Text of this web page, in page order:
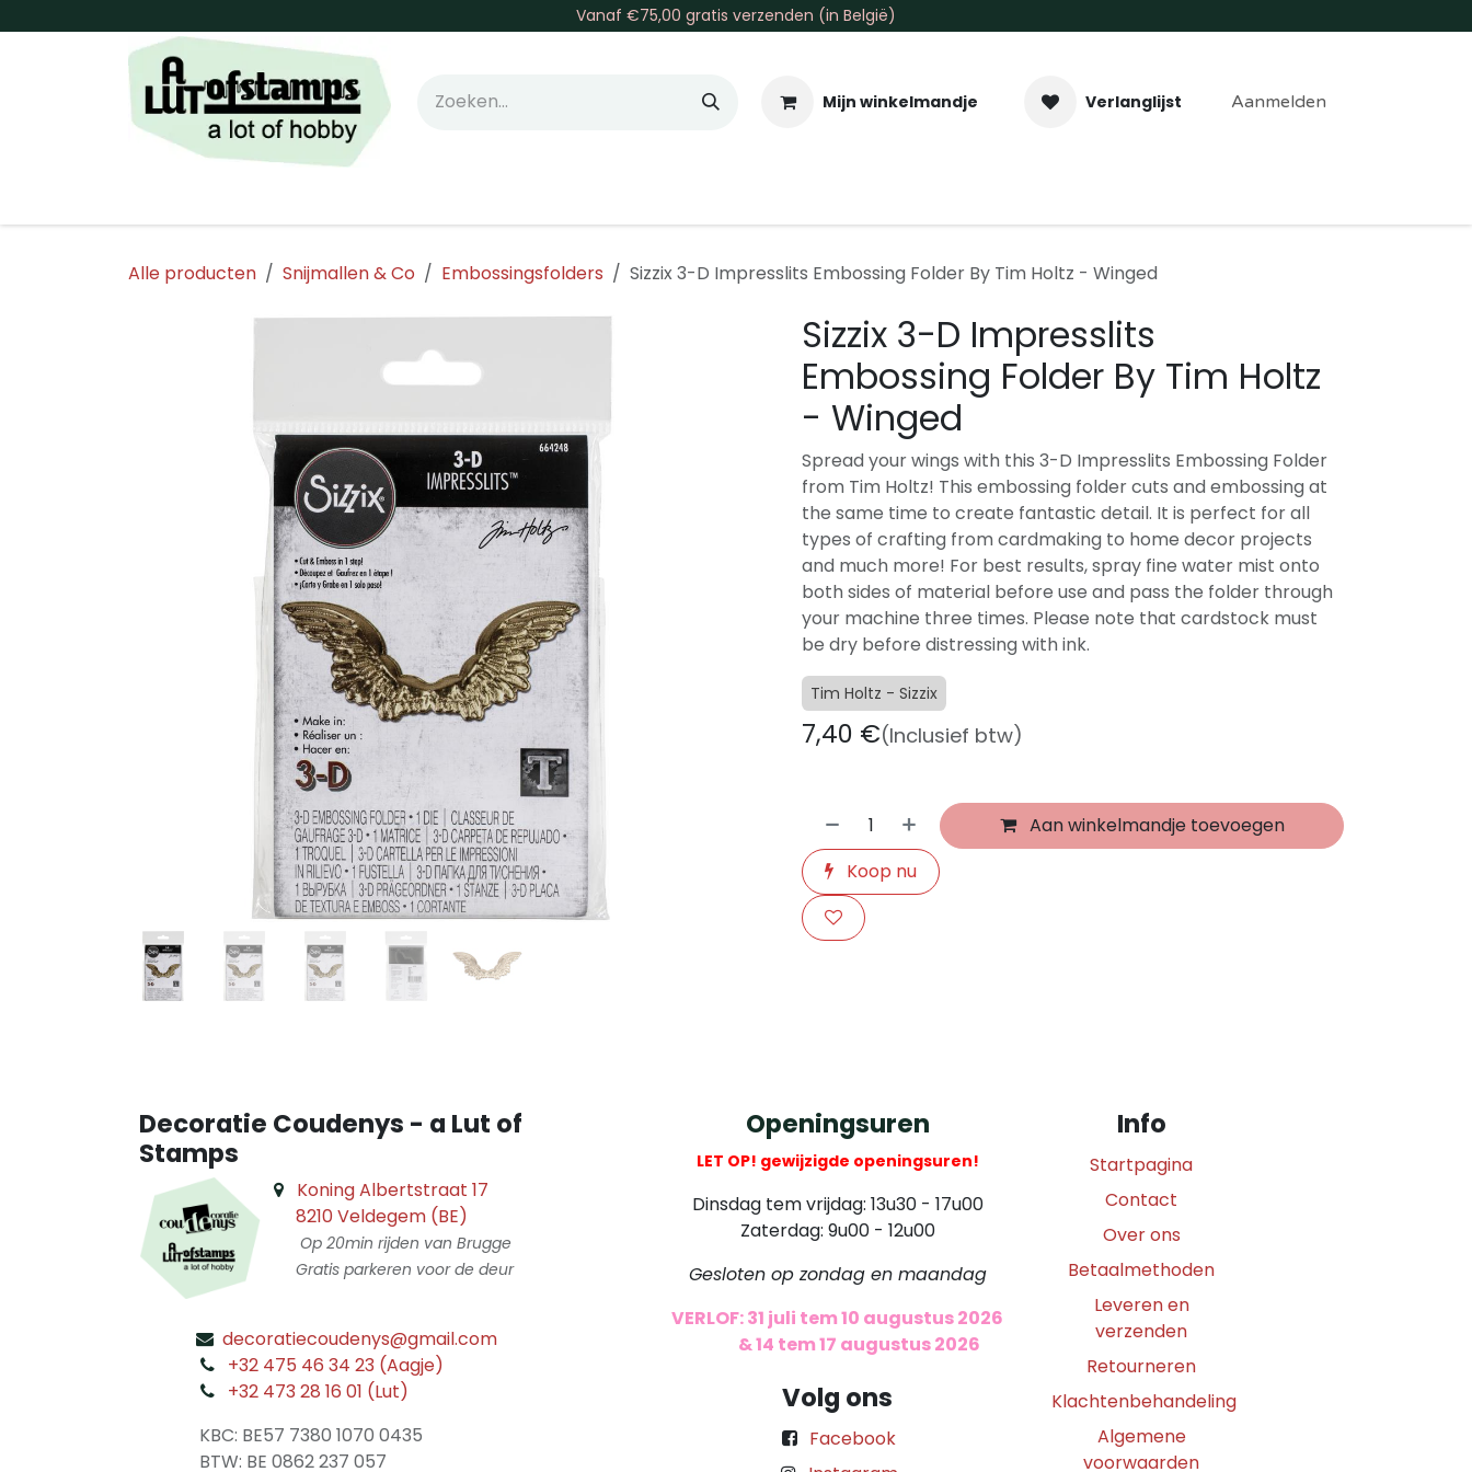
Vanaf €75,00 gratis verzenden (in België)
Mijn winkelmandje Verlanglijst Aanmelden
Alle producten Snijmallen & Co Embossingsfolders Sizzix 3-D Impresslits Embossing Folder By Tim Holtz - Winged
Sizzix 3-D Impresslits
Embossing Folder By Tim Holtz
- Winged
Spread your wings with this 3-D Impresslits Embossing Folder
from Tim Holtz! This embossing folder cuts and embossing at
the same time to create fantastic detail. It is perfect for all
types of crafting from cardmaking to home decor projects
and much more! For best results, spray fine water mist onto
both sides of material before use and pass the folder through
your machine three times. Please note that cardstock must
be dry before distressing with ink.
Tim Holtz - Sizzix
7,40 €(Inclusief btw)
Aan winkelmandje toevoegen
Koop nu
Decoratie Coudenys - a Lut of
Stamps
Koning Albertstraat 17
8210 Veldegem (BE)
Op 20min rijden van Brugge
Gratis parkeren voor de deur
decoratiecoudenys@gmail.com
+32 475 46 34 23 (Aagje)
+32 473 28 16 01 (Lut)
KBC: BE57 7380 1070 0435
​ BTW: BE 0862 237 057
Openingsuren
LET OP! gewijzigde openingsuren!
Dinsdag tem vrijdag: 13u30 - 17u00
Zaterdag: 9u00 - 12u00
Gesloten op zondag en maandag
VERLOF: 31 juli tem 10 augustus 2026
& 14 tem 17 augustus 2026
Info
Startpagina
Contact
Over ons
Betaalmethoden
Leveren en
verzenden
Retourneren
Klachtenbehandeling
Algemene
voorwaarden
Volg ons
Facebook